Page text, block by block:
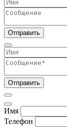
Отправить
Отправить
Имя
Телефон